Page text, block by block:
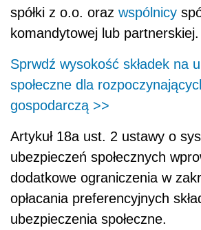
spółki z o.o. oraz wspólnicy
komandytowej lub partnerskiej.
Sprwdź wysokość składek na
społeczne dla
gospodarczą >>
Artykuł 18a ust. 2 ustawy o
ubezpieczeń społecznych
dodatkowe ograniczenia w
opłacania preferencyjnych
ubezpieczenia społeczne.